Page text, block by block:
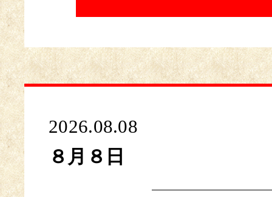
2026.08.08
８月８日